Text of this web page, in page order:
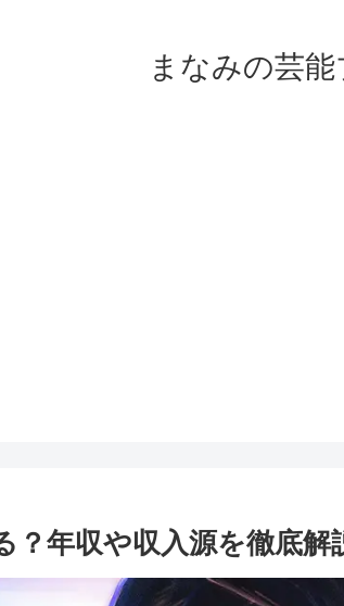
まなみの芸
年収や収入源を徹底解